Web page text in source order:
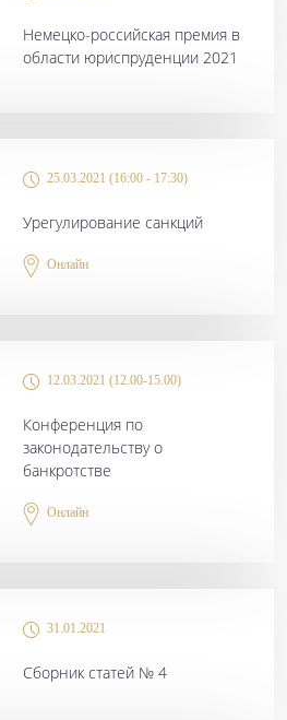
Немецко-российская премия в
области юриспруденции 2021
25.03.2021 (16:00 - 17:30)
Урегулирование санкций
Онлайн
12.03.2021 (12.00-15.00)
Конференция по
законодательству о
банкротстве
Онлайн
31.01.2021
Сборник статей № 4